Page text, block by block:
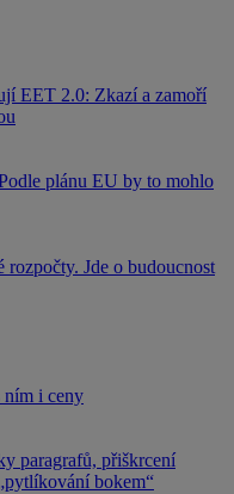
EET 2.0: Zkazí a zamoří
plánu EU by to mohlo
Jde o budoucnost
ním i ceny
paragrafů, přiškrcení
bokem“